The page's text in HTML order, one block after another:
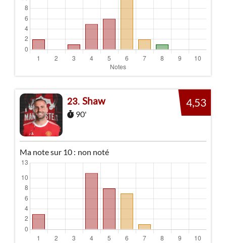
23 Shaw
90'
4,53
Ma note sur 10 : non noté